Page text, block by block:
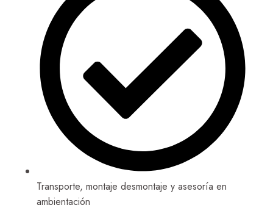
Transporte, montaje desmontaje y asesoría en
ambientación